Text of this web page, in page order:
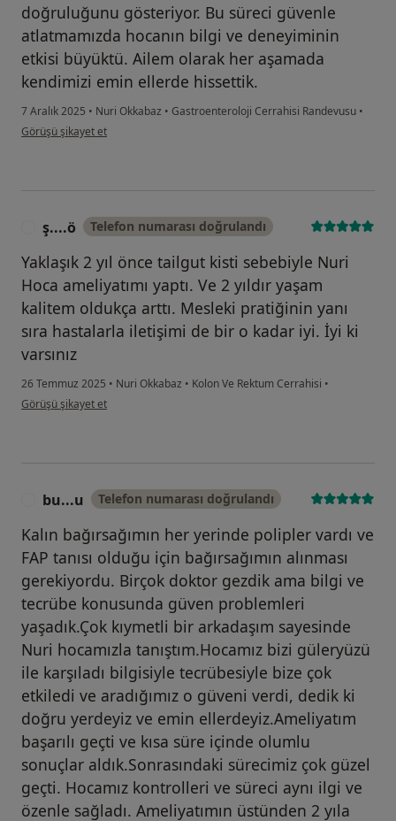
doğruluğunu gösteriyor. Bu süreci güvenle
atlatmamızda hocanın bilgi ve deneyiminin
etkisi büyüktü. Ailem olarak her aşamada
kendimizi emin ellerde hissettik.
7 Aralık 2025 • Nuri Okkabaz • Gastroenteroloji Cerrahisi Randevusu •
kullanıcının görüşüne göre yu...ü
Görüşü şikayet et
ş....ö Telefon numarası doğrulandı
Yaklaşık 2 yıl önce tailgut kisti sebebiyle Nuri
Hoca ameliyatımı yaptı. Ve 2 yıldır yaşam
kalitem oldukça arttı. Mesleki pratiğinin yanı
sıra hastalarla iletişimi de bir o kadar iyi. İyi ki
varsınız
26 Temmuz 2025 • Nuri Okkabaz • Kolon Ve Rektum Cerrahisi •
kullanıcının görüşüne göre ş....ö
Görüşü şikayet et
bu...u Telefon numarası doğrulandı
Kalın bağırsağımın her yerinde polipler vardı ve
FAP tanısı olduğu için bağırsağımın alınması
gerekiyordu. Birçok doktor gezdik ama bilgi ve
tecrübe konusunda güven problemleri
yaşadık.Çok kıymetli bir arkadaşım sayesinde
Nuri hocamızla tanıştım.Hocamız bizi güleryüzü
ile karşıladı bilgisiyle tecrübesiyle bize çok
etkiledi ve aradığımız o güveni verdi, dedik ki
doğru yerdeyiz ve emin ellerdeyiz.Ameliyatım
başarılı geçti ve kısa süre içinde olumlu
sonuçlar aldık.Sonrasındaki sürecimiz çok güzel
geçti. Hocamız kontrolleri ve süreci aynı ilgi ve
özenle sağladı. Ameliyatımın üstünden 2 yıla